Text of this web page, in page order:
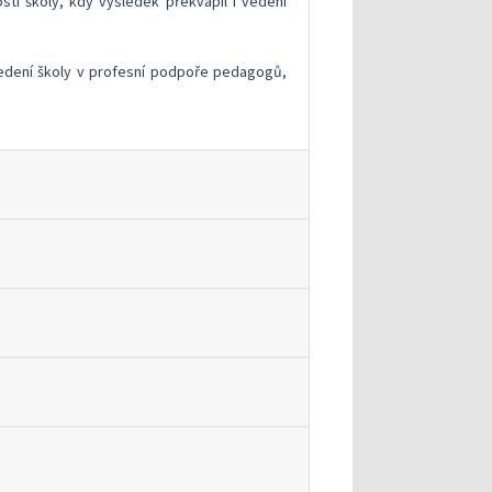
školy v profesní podpoře pedagogů,